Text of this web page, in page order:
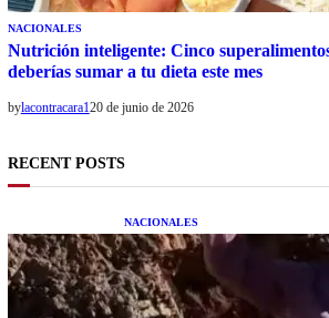
NACIONALES
Nutrición inteligente: Cinco
deberías sumar a tu dieta este mes
bylacontracara120 de junio de 2026
RECENT POSTS
NACIONALES
Una mujer asegura haber
extraterrestre cuerpo a